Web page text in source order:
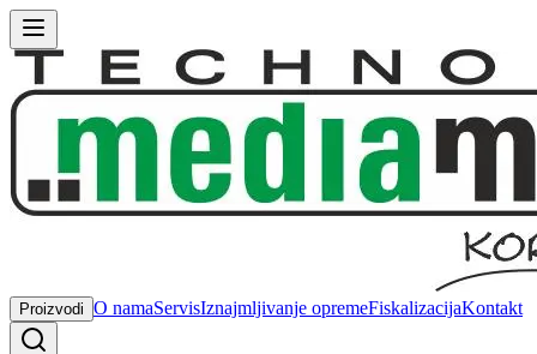
Proizvodi O namaServisIznajmljivanje opremeFiskalizacijaKontakt